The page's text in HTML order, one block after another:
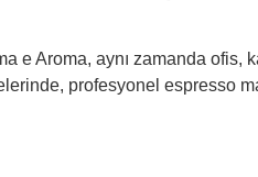
e Aroma, aynı zamanda
profesyonel